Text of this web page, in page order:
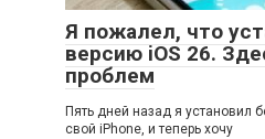
Я пожалел, что
версию iOS 26.
проблем
Пять дней назад я установил
свой iPhone, и теперь хочу